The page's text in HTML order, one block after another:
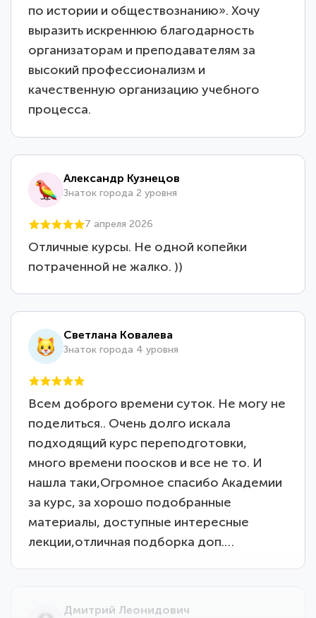
по истории и обществознанию». Хочу
выразить искреннюю благодарность
организаторам и преподавателям за
высокий профессионализм и
качественную организацию учебного
процесса.
Александр Кузнецов
Знаток города 2 уровня
7 апреля 2026
Отличные курсы. Не одной копейки
потраченной не жалко. ))
Светлана Ковалева
Знаток города 4 уровня
Всем доброго времени суток. Не могу не
поделиться.. Очень долго искала
подходящий курс переподготовки,
много времени поосков и все не то. И
нашла таки,Огромное спасибо Академии
за курс, за хорошо подобранные
материалы, доступные интересные
лекции,отличная подборка доп.…
Дмитрий Леонидович